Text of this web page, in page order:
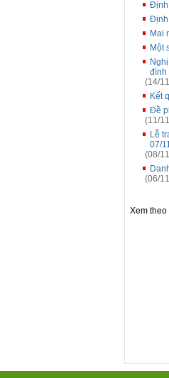
Định
Định
Mai
Một
đình
(14/
Kết
Đề
(11/
Lễ
07/
(08/
(06/
Xem theo